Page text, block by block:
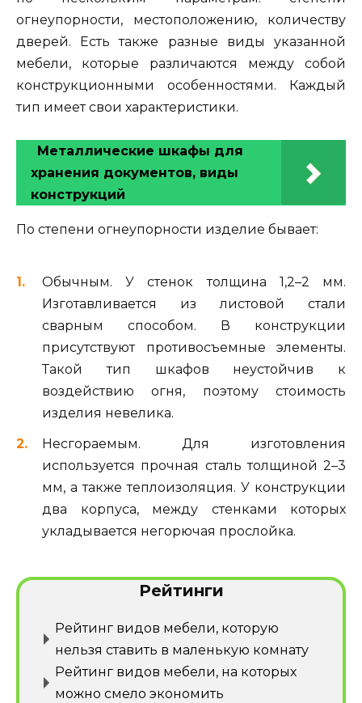
огнеупорности, местоположению, количеству
дверей. Есть также разные виды указанной
мебели, которые различаются между собой
конструкционными особенностями. Каждый
тип имеет свои характеристики.
Металлические шкафы для
хранения документов, виды
конструкций
По степени огнеупорности изделие бывает:
Обычным. У стенок толщина 1,2–2 мм.
Изготавливается из листовой стали
сварным способом. В конструкции
присутствуют противосъемные элементы.
Такой тип шкафов неустойчив к
воздействию огня, поэтому стоимость
изделия невелика.
Несгораемым. Для изготовления
используется прочная сталь толщиной 2–3
мм, а также теплоизоляция. У конструкции
два корпуса, между стенками которых
укладывается негорючая прослойка.
Рейтинги
Рейтинг видов мебели, которую
нельзя ставить в маленькую комнату
Рейтинг видов мебели, на которых
можно смело экономить